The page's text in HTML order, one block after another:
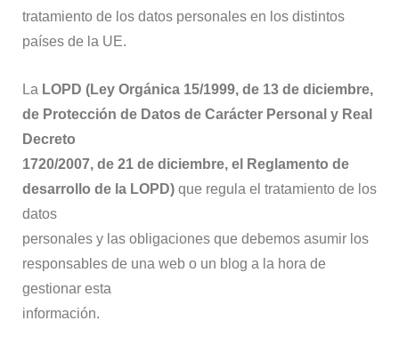
tratamiento de los datos personales en los distintos
países de la UE.
La LOPD (Ley Orgánica 15/1999, de 13 de diciembre,
de Protección de Datos de Carácter Personal y Real
Decreto
1720/2007, de 21 de diciembre, el Reglamento de
desarrollo de la LOPD) que regula el tratamiento de los
datos
personales y las obligaciones que debemos asumir los
responsables de una web o un blog a la hora de
gestionar esta
información.